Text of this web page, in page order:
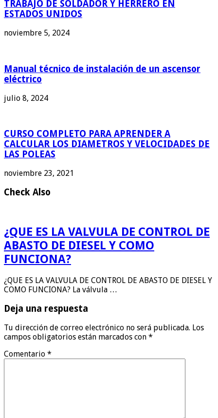
TRABAJO DE SOLDADOR Y HERRERO EN
ESTADOS UNIDOS
noviembre 5, 2024
Manual técnico de instalación de un ascensor
eléctrico
julio 8, 2024
CURSO COMPLETO PARA APRENDER A
CALCULAR LOS DIAMETROS Y VELOCIDADES DE
LAS POLEAS
noviembre 23, 2021
Check Also
¿QUE ES LA VALVULA DE CONTROL DE
ABASTO DE DIESEL Y COMO
FUNCIONA?
¿QUE ES LA VALVULA DE CONTROL DE ABASTO DE DIESEL Y
COMO FUNCIONA? La válvula …
Deja una respuesta
Tu dirección de correo electrónico no será publicada. Los
campos obligatorios están marcados con *
Comentario *